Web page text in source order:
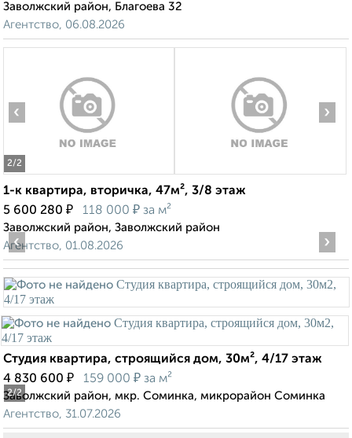
Заволжский район, Благоева 32
Агентство, 06.08.2026
2/2
‹ ›
1-к квартира, вторичка, 47м², 3/8 этаж
5 600 280 ₽ 118 000 ₽ за м²
Заволжский район, Заволжский район
Агентство, 01.08.2026
2/2
‹ ›
Студия квартира, строящийся дом, 30м², 4/17 этаж
4 830 600 ₽ 159 000 ₽ за м²
Заволжский район, мкр. Соминка, микрорайон Соминка
Агентство, 31.07.2026